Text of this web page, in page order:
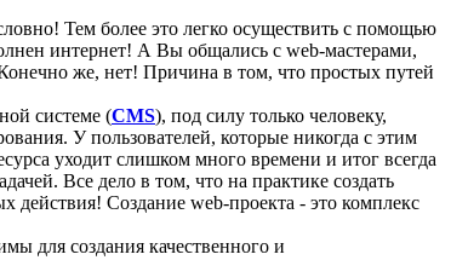
Тем более это легко осуществить с помощью
интернет! А Вы общались с web-мастерами,
же, нет! Причина в том, что простых путей
системе (CMS), под силу только человеку,
У пользователей, которые никогда с этим
уходит слишком много времени и итог всегда
Все дело в том, что на практике создать
действия! Создание web-проекта - это комплекс
для создания качественного и